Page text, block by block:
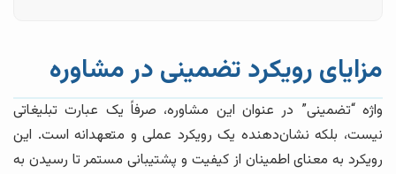
مزایای رویکرد تضمینی در مشاوره
واژه “تضمینی” در عنوان این مشاوره، صرفاً یک عبارت تبلیغاتی
نیست، بلکه نشان‌دهنده یک رویکرد عملی و متعهدانه است. این
رویکرد به معنای اطمینان از کیفیت و پشتیبانی مستمر تا رسیدن به